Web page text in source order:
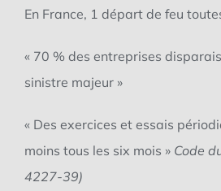
En France, 1 départ de feu
« 70 % des entreprises
sinistre majeur »
« Des exercices et essais
moins tous les six mois » Code
4227-39)